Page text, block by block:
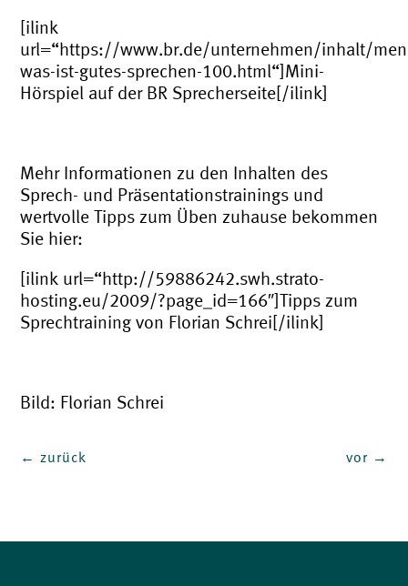
[ilink
url=“https://www.br.de/unternehmen/inhalt/
was-ist-gutes-sprechen-100.html“]Mini-
Hörspiel auf der BR Sprecherseite[/ilink]
Mehr Informationen zu den Inhalten des
Sprech- und Präsentationstrainings und
wertvolle Tipps zum Üben zuhause bekommen
Sie hier:
[ilink url=“http://59886242.swh.strato-
hosting.eu/2009/?page_id=166″]Tipps zum
Sprechtraining von Florian Schrei[/ilink]
Bild: Florian Schrei
←zurück vor→